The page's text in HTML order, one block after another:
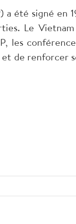
a été signé en
Le
les
et de renforcer